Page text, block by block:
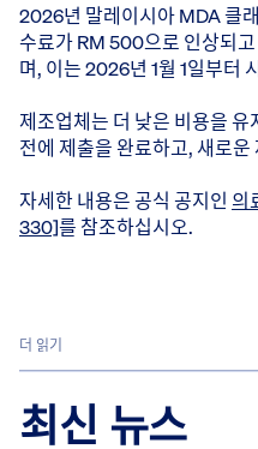
2026년 말레이시아 MDA 클
수료가 RM 500으로 인상되
며, 이는 2026년 1월 1일부터
제조업체는 더 낮은 비용을
전에 제출을 완료하고, 새로
자세한 내용은 공식 공지인 의
330]를 참조하십시오.
더 읽기
최신 뉴스